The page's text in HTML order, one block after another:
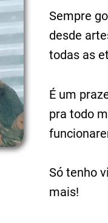
Sempre
desde
todas as
É um
pra todo
Só tenho
mais!